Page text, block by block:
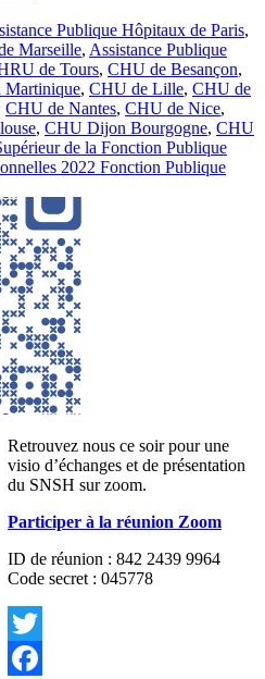
Publique Hôpitaux de Paris,
Marseille, Assistance Publique
de Tours, CHU de Besançon,
Martinique, CHU de Lille, CHU de
CHU de Nantes, CHU de Nice,
, CHU Dijon Bourgogne, CHU
de la Fonction Publique
2022 Fonction Publique
Retrouvez nous ce soir pour une
visio d’échanges et de présentation
du SNSH sur zoom.
Participer à la réunion Zoom
ID de réunion : 842 2439 9964
Code secret : 045778
Twitter